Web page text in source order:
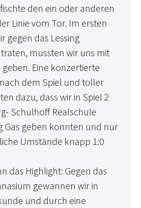
den ein oder anderen
Linie vom Tor. Im ersten
gegen das Lessing
mussten wir uns mit
Eine konzertierte
dem Spiel und toller
dazu, dass wir in Spiel 2
Schulhoff Realschule
Gas geben konnten und nur
Umstände knapp 1:0
das Highlight: Gegen das
gewannen wir in
und durch eine